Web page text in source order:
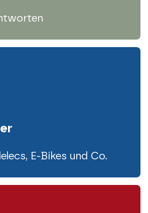
E-Bikes und Co.